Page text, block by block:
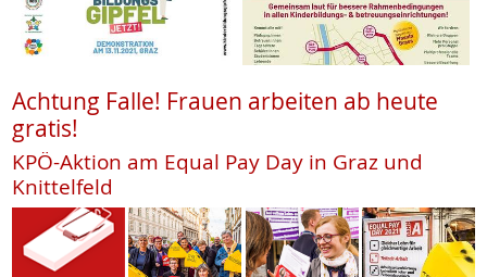
Achtung Falle! Frauen arbeiten ab heute
gratis!
KPÖ-Aktion am Equal Pay Day in Graz und
Knittelfeld